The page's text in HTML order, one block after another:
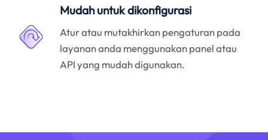
Mudah untuk dikonfigurasi
Atur atau mutakhirkan pengaturan pada
layanan anda menggunakan panel atau
API yang mudah digunakan.